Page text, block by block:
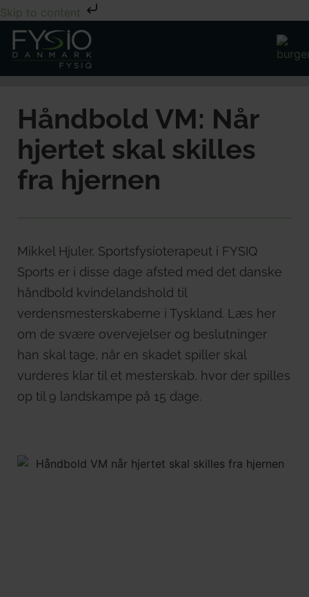
Skip to content
Håndbold VM: Når
hjertet skal skilles
fra hjernen
Mikkel Hjuler, Sportsfysioterapeut i FYSIQ
Sports er i disse dage afsted med det danske
håndbold kvindelandshold til
verdensmesterskaberne i Tyskland. Læs her
om de svære overvejelser og beslutninger
han skal tage, når en skadet spiller skal
vurderes klar til et mesterskab, hvor der spilles
op til 9 landskampe på 15 dage.